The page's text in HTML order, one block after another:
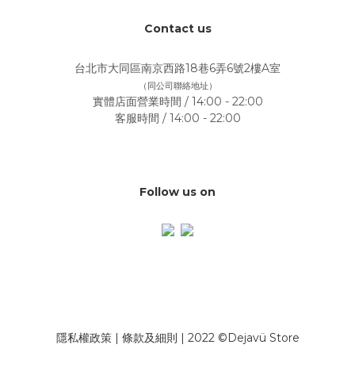
Contact us
台北市大同區南京西路18巷6弄6號2樓A室
（同公司聯絡地址）
實體店面營業時間 / 14:00 - 22:00
客服時間 / 14:00 - 22:00
Follow us on
隱私權政策| 條款及細則 | 2022 ©Dejavü Store